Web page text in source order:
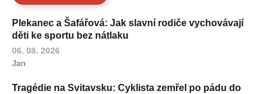
Plekanec a Šafářová: Jak slavní rodiče vychovávají
děti ke sportu bez nátlaku
06. 08. 2026
Jan
Tragédie na Svitavsku: Cyklista zemřel po pádu do